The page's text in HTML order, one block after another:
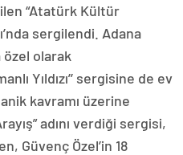
“Atatürk Kültür
sergilendi. Adana
özel olarak
Yıldızı’’ sergisine de ev
kavramı üzerine
adını verdiği sergisi,
Güvenç Özel’in 18